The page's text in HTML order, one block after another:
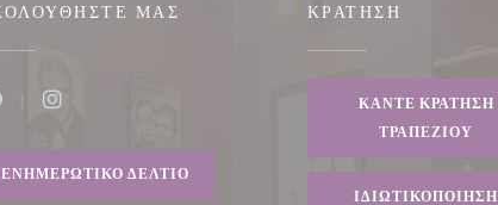
παράθυρο))
ΜΑΣ
Instagram ((ανοίγει σε νέο παράθυρο))
ΕΝΗΜΕΡΩΤΙΚΌ ΔΕΛΤΊΟ
ΚΡΆΤΗΣΗ
ΚΆΝΤΕ ΚΡΆΤΗΣΗ
ΤΡΑΠΕΖΙΟΎ
ΙΔΙΩΤΙΚΟΠΟΊΗΣΗ